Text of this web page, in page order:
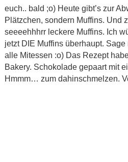
euch.. bald ;o) Heute gibt’s zur
Plätzchen, sondern Muffins. Und
seeeehhhrr leckere Muffins. Ich
jetzt DIE Muffins überhaupt.
alle Mitessen :o) Das Rezept
Bakery. Schokolade gepaart mit
Hmmm… zum dahinschmelzen.